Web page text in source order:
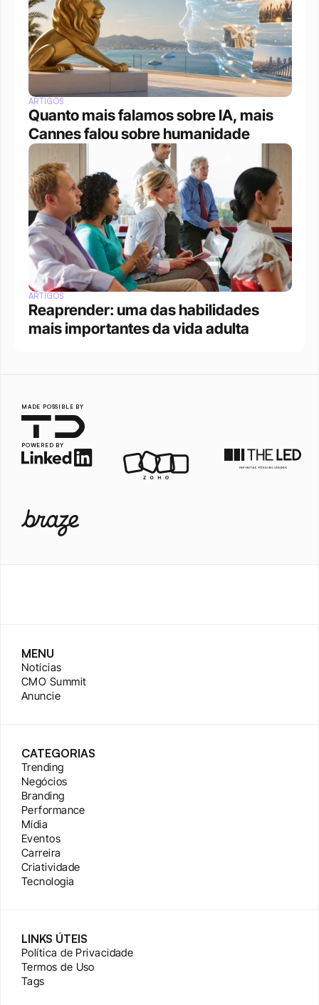
ARTIGOS
Quanto mais falamos sobre IA, mais
Cannes falou sobre humanidade
ARTIGOS
Reaprender: uma das habilidades
mais importantes da vida adulta
MADE POSSIBLE BY
POWERED BY
MENU
Notícias
CMO Summit
Anuncie
CATEGORIAS
Trending
Negócios
Branding
Performance
Mídia
Eventos
Carreira
Criatividade
Tecnologia
LINKS ÚTEIS
Política de Privacidade
Termos de Uso
Tags